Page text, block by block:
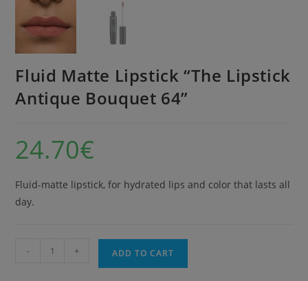
Fluid Matte Lipstick “The Lipstick
Antique Bouquet 64”
24.70€
Fluid-matte lipstick, for hydrated lips and color that lasts all
day.
- + ADD TO CART